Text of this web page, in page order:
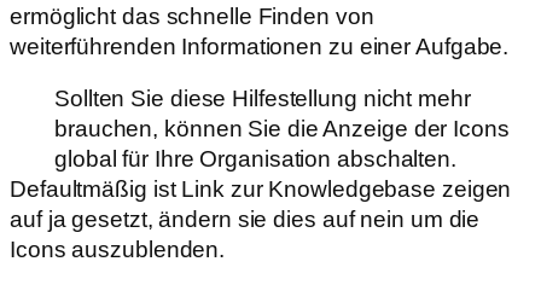
ermöglicht das schnelle Finden von
weiterführenden Informationen zu einer Aufgabe.
Sollten Sie diese Hilfestellung nicht mehr
brauchen, können Sie die Anzeige der Icons
global für Ihre Organisation abschalten.
Defaultmäßig ist Link zur Knowledgebase zeigen
auf ja gesetzt, ändern sie dies auf nein um die
Icons auszublenden.